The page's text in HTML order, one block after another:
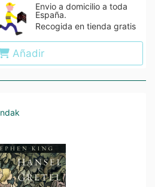
Envio a domicilio a toda
España.
Recogida en tienda gratis
Añadir